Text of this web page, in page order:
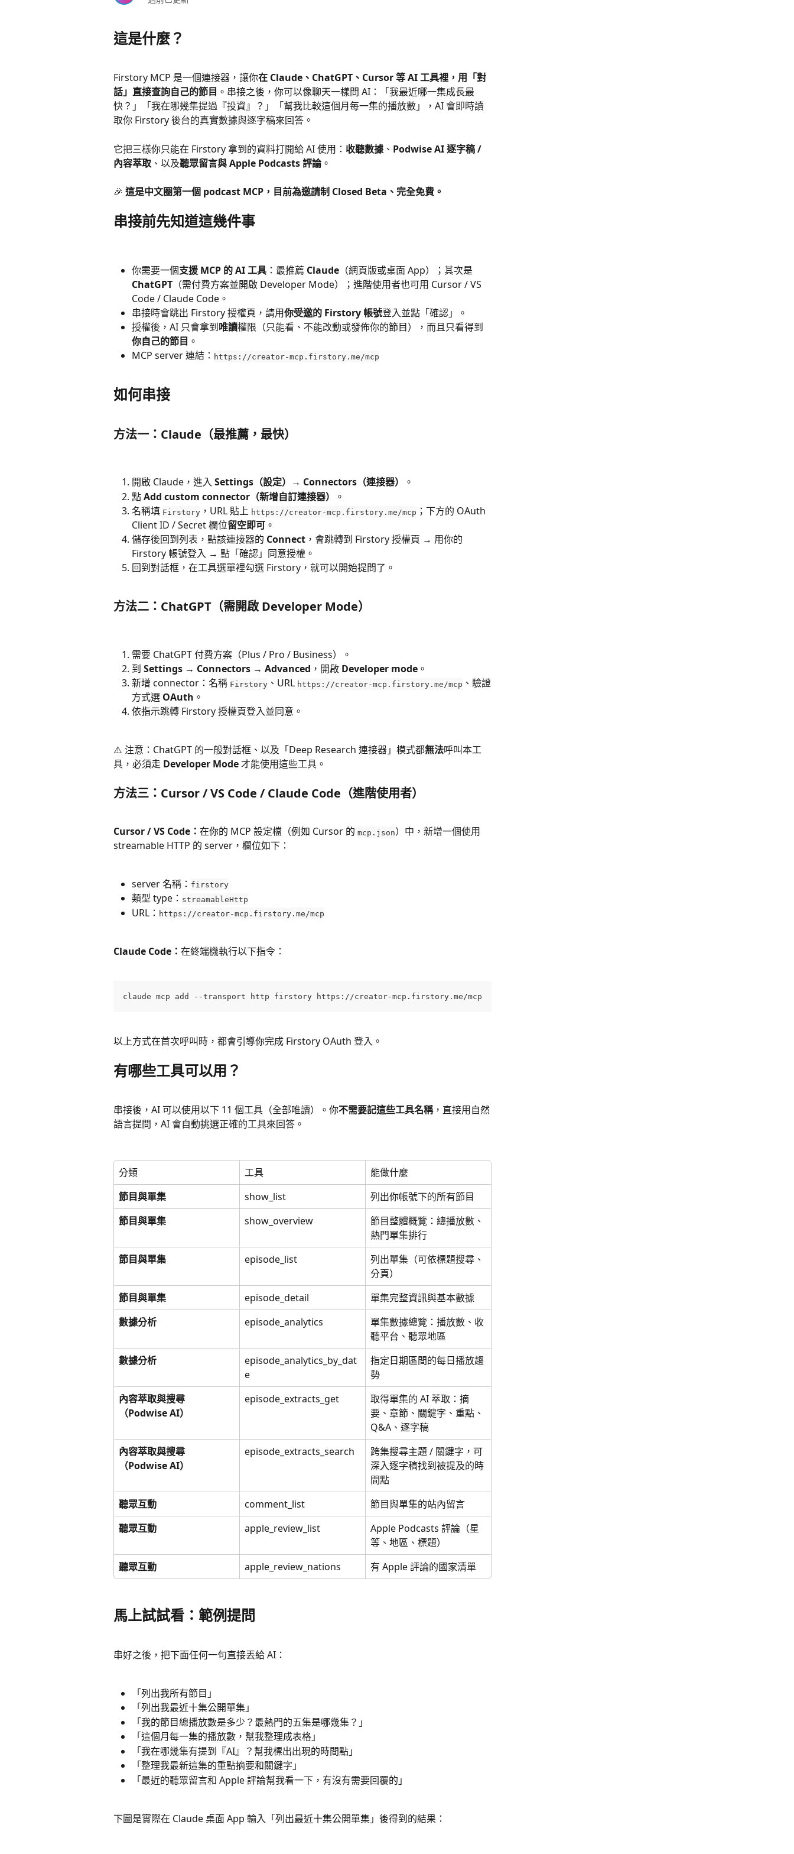
這是什麼？
Firstory MCP 是一個連接器，讓你在 Claude、ChatGPT、Cursor 等 AI 工具裡，用「對
話」直接查詢自己的節目 。串接之後，你可以像聊天一樣問 AI：「我最近哪一集成長最
快？」「我在哪幾集提過『投資』？」「幫我比較這個月每一集的播放數」，AI 會即時讀
取你 Firstory 後台的真實數據與逐字稿來回答。
它把三樣你只能在 Firstory 拿到的資料打開給 AI 使用： 收聽數據 、 Podwise AI 逐字稿 /
內容萃取 、以及聽眾留言與 Apple Podcasts 評論。
🎉 這是中文圈第一個 podcast MCP，目前為邀請制 Closed Beta、完全免費。
串接前先知道這幾件事
你需要一個支援 MCP 的 AI 工具 ：最推薦 Claude （網頁版或桌面 App）；其次是
ChatGPT （需付費方案並開啟 Developer Mode）；進階使用者也可用 Cursor / VS
Code / Claude Code。
串接時會跳出 Firstory 授權頁，請用你受邀的 Firstory 帳號登入並點「確認」。
授權後，AI 只會拿到唯讀權限（只能看、不能改動或發佈你的節目），而且只看得到
你自己的節目 。
MCP server 連結： https://creator-mcp.firstory.me/mcp
如何串接
方法一：Claude（最推薦，最快）
開啟 Claude，進入 Settings（設定）→ Connectors（連接器）
。
點 Add custom connector（新增自訂連接器）
。
名稱填 Firstory ，URL 貼上 https://creator-mcp.firstory.me/mcp ；下方的 OAuth
Client ID / Secret 欄位留空即可 。
儲存後回到列表，點該連接器的 Connect ，會跳轉到 Firstory 授權頁 → 用你的
Firstory 帳號登入 → 點「確認」同意授權。
回到對話框，在工具選單裡勾選 Firstory，就可以開始提問了。
方法二：ChatGPT（需開啟 Developer Mode）
需要 ChatGPT 付費方案（Plus / Pro / Business）。
到 Settings → Connectors → Advanced ，開啟 Developer mode 。
新增 connector：名稱 Firstory 、URL https://creator-mcp.firstory.me/mcp 、驗證
方式選 OAuth 。
依指示跳轉 Firstory 授權頁登入並同意。
⚠️ 注意：ChatGPT 的一般對話框、以及「Deep Research 連接器」模式都無法呼叫本工
具，必須走 Developer Mode 才能使用這些工具。
方法三：Cursor / VS Code / Claude Code（進階使用者）
Cursor / VS Code： 在你的 MCP 設定檔（例如 Cursor 的 mcp.json）中，新增一個使用
streamable HTTP 的 server，欄位如下：
server 名稱： firstory
類型 type： streamableHttp
URL： https://creator-mcp.firstory.me/mcp
Claude Code： 在終端機執行以下指令：
claude mcp add --transport http firstory https://creator-mcp.firstory.me/mcp
以上方式在首次呼叫時，都會引導你完成 Firstory OAuth 登入。
有哪些工具可以用？
串接後，AI 可以使用以下 11 個工具（全部唯讀）。你不需要記這些工具名稱，直接用自然
語言提問，AI 會自動挑選正確的工具來回答。
分類 工具
能做什麼
節目與單集
show_list
列出你帳號下的所有節目
節目與單集
show_overview
節目整體概覽：總播放數、
熱門單集排行
節目與單集
episode_list
列出單集（可依標題搜尋、
分頁）
節目與單集
episode_detail
單集完整資訊與基本數據
數據分析
episode_analytics
單集數據總覽：播放數、收
聽平台、聽眾地區
數據分析
episode_analytics_by_dat
e
指定日期區間的每日播放趨
勢
內容萃取與搜尋
（Podwise AI）
episode_extracts_get
取得單集的 AI 萃取：摘
要、章節、關鍵字、重點、
Q&A、逐字稿
內容萃取與搜尋
（Podwise AI）
episode_extracts_search
跨集搜尋主題 / 關鍵字，可
深入逐字稿找到被提及的時
間點
聽眾互動
comment_list
節目與單集的站內留言
聽眾互動
apple_review_list
Apple Podcasts 評論（星
等、地區、標題）
聽眾互動
apple_review_nations 有 Apple 評論的國家清單
馬上試試看：範例提問
串好之後，把下面任何一句直接丟給 AI：
「列出我所有節目」
「列出我最近十集公開單集」
「我的節目總播放數是多少？最熱門的五集是哪幾集？」
「這個月每一集的播放數，幫我整理成表格」
「我在哪幾集有提到『AI』？幫我標出出現的時間點」
「整理我最新這集的重點摘要和關鍵字」
「最近的聽眾留言和 Apple 評論幫我看一下，有沒有需要回覆的」
下圖是實際在 Claude 桌面 App 輸入「列出最近十集公開單集」後得到的結果：